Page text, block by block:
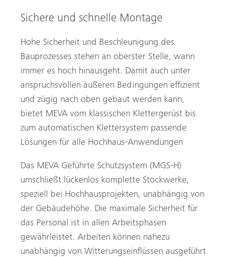
Sichere und schnelle Montage
Hohe Sicherheit und Beschleunigung des
Bauprozesses stehen an oberster Stelle, wann
immer es hoch hinausgeht. Damit auch unter
anspruchsvollen äußeren Bedingungen effizient
und zügig nach oben gebaut werden kann,
bietet MEVA vom klassischen Klettergerüst bis
zum automatischen Klettersystem passende
Lösungen für alle Hochhaus-Anwendungen
Das MEVA Geführte Schutzsystem (MGS-H)
umschließt lückenlos komplette Stockwerke,
speziell bei Hochhausprojekten, unabhängig von
der Gebäudehöhe. Die maximale Sicherheit für
das Personal ist in allen Arbeitsphasen
gewährleistet. Arbeiten können nahezu
unabhängig von Witterungs­einflüssen ausgeführt